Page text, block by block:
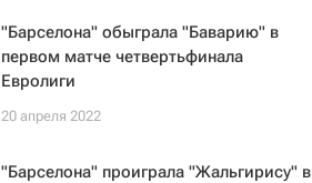
"Барселона" обыграла "Баварию" в
первом матче четвертьфинала
Евролиги
20 апреля 2022
"Барселона" проиграла "Жальгирису" в